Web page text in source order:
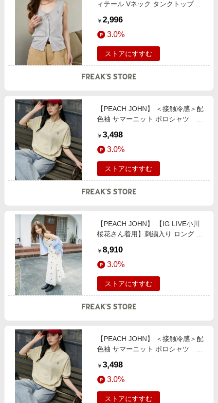
ィテール Vネック タンクトップ
￥ 2,996
3.0%
ストアにすすむ
【PEACH JOHN】 ＜接触冷感＞配
色袖 サマーニット ポロシャツ 限
￥ 3,498
3.0%
ストアにすすむ
【PEACH JOHN】 【IG LIVE小川
桜花さん着用】刺繍入り ロング キ
￥ 8,910
3.0%
ストアにすすむ
【PEACH JOHN】 ＜接触冷感＞配
色袖 サマーニット ポロシャツ 限
￥ 3,498
3.0%
ストアにすすむ